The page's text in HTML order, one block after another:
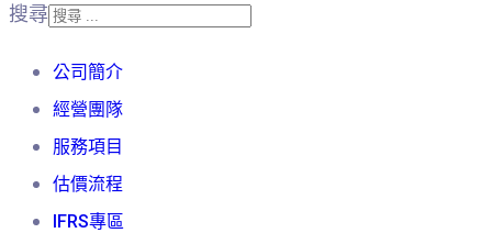
搜尋
公司簡介
經營團隊
服務項目
估價流程
IFRS專區